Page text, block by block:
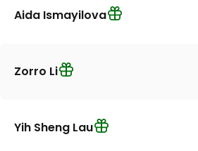
Aida Ismayilova
Zorro Li
Yih Sheng Lau